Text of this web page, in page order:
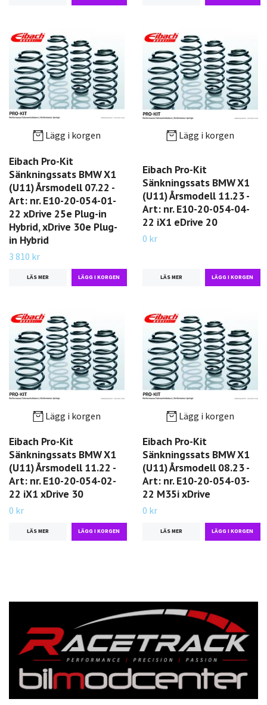
Lägg i korgen
Eibach Pro-Kit
Sänkningssats BMW X1
(U11) Årsmodell 07.22 -
Art: nr. E10-20-054-01-
22 xDrive 25e Plug-in
Hybrid, xDrive 30e Plug-
in Hybrid
3 810 kr
LÄS MER
Lägg i korgen
Eibach Pro-Kit
Sänkningssats BMW X1
(U11) Årsmodell 11.23 -
Art: nr. E10-20-054-04-
22 iX1 eDrive 20
0 kr
LÄS MER
Lägg i korgen
Eibach Pro-Kit
Sänkningssats BMW X1
(U11) Årsmodell 11.22 -
Art: nr. E10-20-054-02-
22 iX1 xDrive 30
0 kr
LÄS MER
Lägg i korgen
Eibach Pro-Kit
Sänkningssats BMW X1
(U11) Årsmodell 08.23 -
Art: nr. E10-20-054-03-
22 M35i xDrive
0 kr
LÄS MER